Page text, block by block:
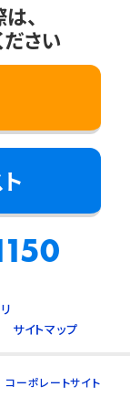
、
さい
サイトマップ
コーポレートサイト